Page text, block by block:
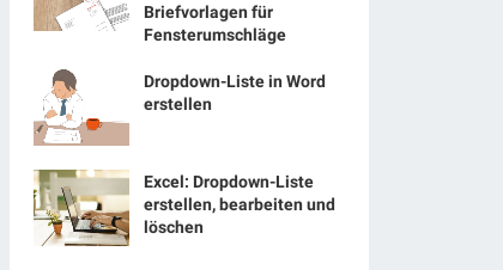
Briefvorlagen für
Fensterumschläge
Dropdown-Liste in Word
erstellen
Excel: Dropdown-Liste
erstellen, bearbeiten und
löschen